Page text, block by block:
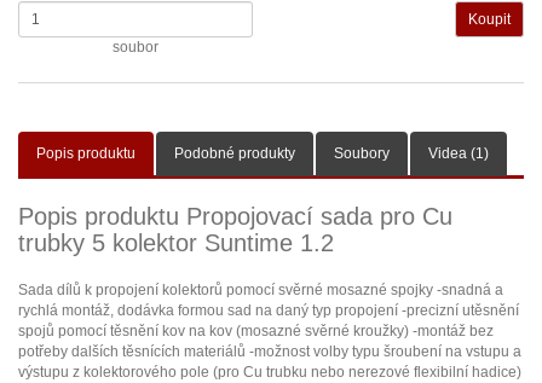
soubor
Popis produktu Podobné produkty Soubory Videa (1)
Popis produktu Propojovací sada pro Cu
trubky 5 kolektor Suntime 1.2
Sada dílů k propojení kolektorů pomocí svěrné mosazné spojky -snadná a
rychlá montáž, dodávka formou sad na daný typ propojení -precizní utěsnění
spojů pomocí těsnění kov na kov (mosazné svěrné kroužky) -montáž bez
potřeby dalších těsnících materiálů -možnost volby typu šroubení na vstupu a
výstupu z kolektorového pole (pro Cu trubku nebo nerezové flexibilní hadice)